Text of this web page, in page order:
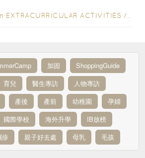
EXTRACURRICULAR ACTIVITIES /
加固
ShoppingGuide
育兒 醫生專訪
人物專訪
產後 產前 幼稚園
孕婦
國際學校 海外升學
IB放榜
疹 親子好去處 母乳 毛孩